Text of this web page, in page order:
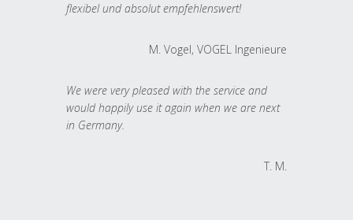
flexibel und absolut empfehlenswert!
M. Vogel, VOGEL Ingenieure
We were very pleased with the service and
would happily use it again when we are next
in Germany.
T. M.